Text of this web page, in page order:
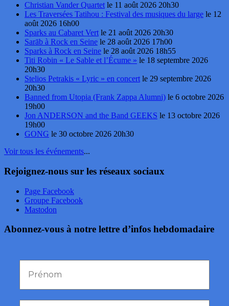
Christian Vander Quartet le 11 août 2026 20h30
Les Traversées Tatihou : Festival des musiques du large le 12
août 2026 16h00
Sparks au Cabaret Vert le 21 août 2026 20h30
Sarāb à Rock en Seine le 28 août 2026 17h00
Sparks à Rock en Seine le 28 août 2026 18h55
Titi Robin « Le Sable et l’Écume » le 18 septembre 2026
20h30
Stelios Petrakis « Lyric » en concert le 29 septembre 2026
20h30
Banned from Utopia (Frank Zappa Alumni) le 6 octobre 2026
19h00
Jon ANDERSON and the Band GEEKS le 13 octobre 2026
19h00
GONG le 30 octobre 2026 20h30
Voir tous les événements...
Rejoignez-nous sur les réseaux sociaux
Page Facebook
Groupe Facebook
Mastodon
Abonnez-vous à notre lettre d’infos hebdomadaire